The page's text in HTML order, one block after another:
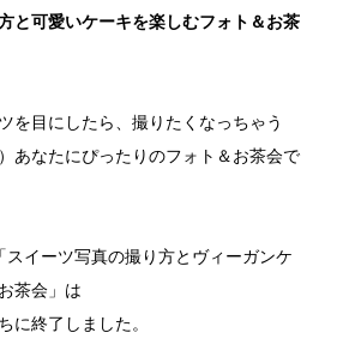
と可愛いケーキを楽しむフォト＆お茶
を目にしたら、撮りたくなっちゃう
あなたにぴったりのフォト＆お茶会で
イーツ写真の撮り方とヴィーガンケ
茶会」は
に終了しました。